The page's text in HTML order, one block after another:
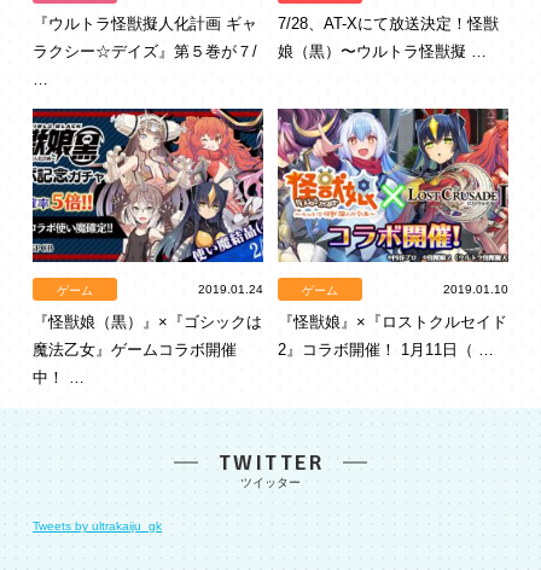
『ウルトラ怪獣擬人化計画 ギャ
ラクシー☆デイズ』第５巻が７/
…
7/28、AT-Xにて放送決定！怪獣
娘（黒）〜ウルトラ怪獣擬 …
ゲーム 2019.01.24
『怪獣娘（黒）』×『ゴシックは
魔法乙女』ゲームコラボ開催
中！ …
ゲーム 2019.01.10
『怪獣娘』×『ロストクルセイド
2』コラボ開催！ 1月11日（ …
TWITTER
Tweets by ultrakaiju_gk